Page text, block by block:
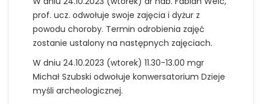
prof. ucz. odwołuje swoje zajęcia i dyżur z
powodu choroby. Termin odrobienia zajęć
zostanie ustalony na następnych zajęciach.
W dniu 24.10.2023 (wtorek) 11.30-13.00 mgr
Michał Szubski odwołuje konwersatorium Dzieje
myśli archeologicznej.